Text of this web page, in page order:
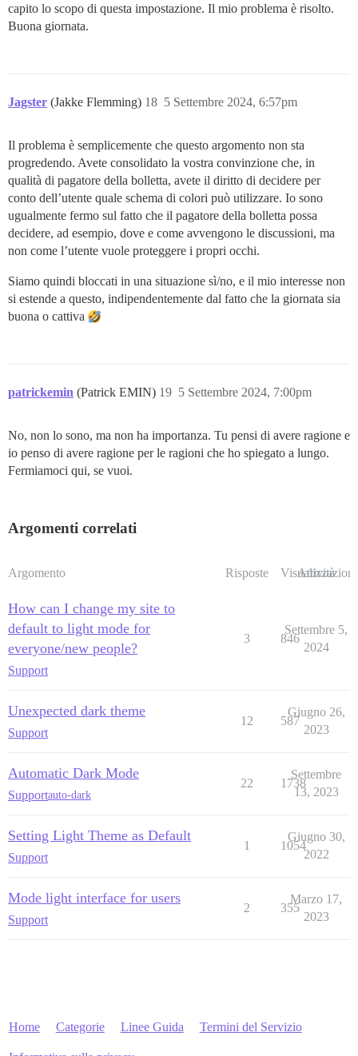
capito lo scopo di questa impostazione. Il mio problema è risolto.
Buona giornata.
Jagster (Jakke Flemming) 5 Settembre 2024, 6:57pm
18
Il problema è semplicemente che questo argomento non sta
progredendo. Avete consolidato la vostra convinzione che, in
qualità di pagatore della bolletta, avete il diritto di decidere per
conto dell’utente quale schema di colori può utilizzare. Io sono
ugualmente fermo sul fatto che il pagatore della bolletta possa
decidere, ad esempio, dove e come avvengono le discussioni, ma
non come l’utente vuole proteggere i propri occhi.
Siamo quindi bloccati in una situazione sì/no, e il mio interesse non
si estende a questo, indipendentemente dal fatto che la giornata sia
buona o cattiva
patrickemin (Patrick EMIN) 5 Settembre 2024, 7:00pm
19
No, non lo sono, ma non ha importanza. Tu pensi di avere ragione e
io penso di avere ragione per le ragioni che ho spiegato a lungo.
Fermiamoci qui, se vuoi.
Argomenti correlati
Argomento Risposte Visualizzazioni
Attività
How can I change my site to
default to light mode for
everyone/new people?
Support
3 846
Settembre 5,
2024
Unexpected dark theme
Support
12 587
Giugno 26,
2023
Automatic Dark Mode
Supportauto-dark
22 1738
Settembre
13, 2023
Setting Light Theme as Default
Support
1 1054
Giugno 30,
2022
Mode light interface for users
Support
2 355
Marzo 17,
2023
Home Categorie Linee Guida Termini del Servizio